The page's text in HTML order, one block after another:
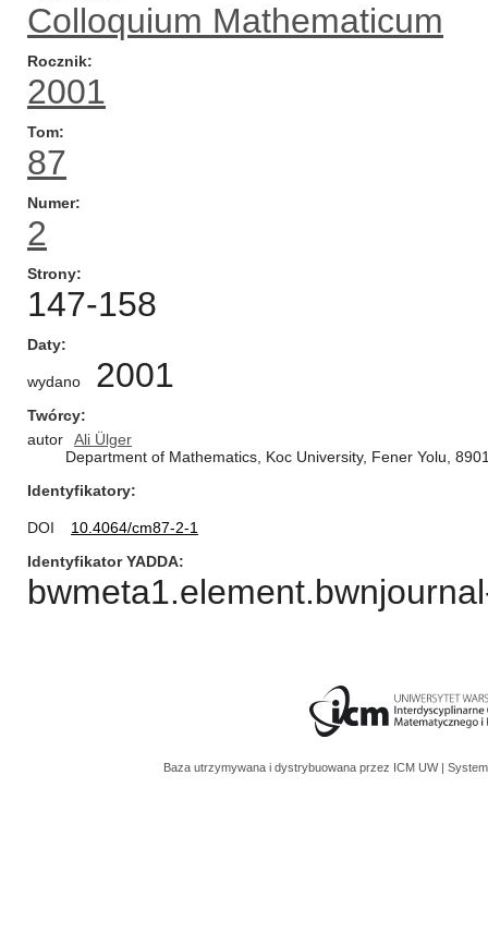
Colloquium Mathematicum
Rocznik
2001
Tom
87
Numer
2
Strony
147-158
Daty
wydano 2001
Twórcy
autor
Ali Ülger
Department of Mathematics, Koc University, Fener Yolu,
Identyfikatory
DOI
10.4064/cm87-2-1
Identyfikator YADDA
Baza utrzymywana i dystrybuowana przez ICM UW |